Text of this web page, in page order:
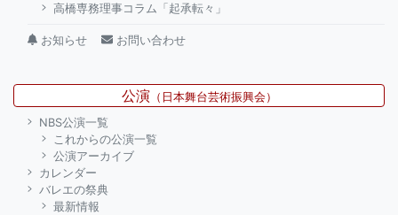
高橋専務理事コラム「起承転々」
お知らせ お問い合わせ
公演（日本舞台芸術振興会）
NBS公演一覧
これからの公演一覧
公演アーカイブ
カレンダー
バレエの祭典
最新情報